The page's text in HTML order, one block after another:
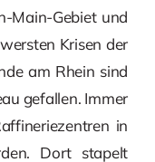
Main-Gebiet und
Krisen der
am Rhein sind
gefallen. Immer
in
Dort stapelt